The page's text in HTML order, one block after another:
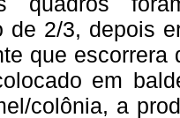
de 2/3, depois
que
em
colônia, a